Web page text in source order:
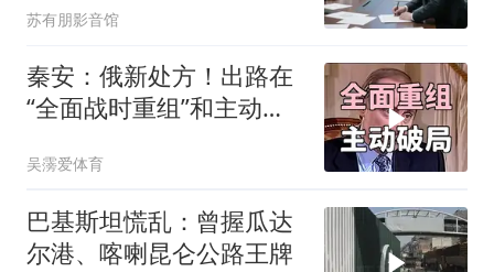
苏有朋影音馆
秦安：俄新处方！出路在
“全面战时重组”和主动破
吴霶爱体育
巴基斯坦慌乱：曾握瓜达
尔港、喀喇昆仑公路王牌